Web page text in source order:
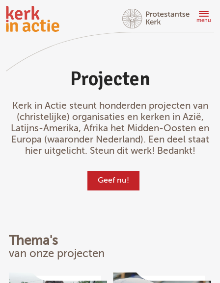
Doorgaan
naar
hoofdinhoud
menu
Projecten
Kerk in Actie steunt honderden projecten van
(christelijke) organisaties en kerken in Azië,
Latijns-Amerika, Afrika het Midden-Oosten en
Europa (waaronder Nederland). Een deel staat
hier uitgelicht. Steun dit werk! Bedankt!
Geef nu!
Thema's
van onze projecten